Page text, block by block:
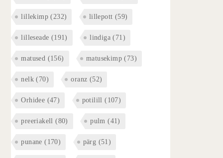
lillekimp (232) lillepott (59)
lilleseade (191) lindiga (71)
matused (156) matusekimp (73)
nelk (70) oranz (52)
Orhidee (47) potilill (107)
preeriakell (80) pulm (41)
punane (170) pärg (51)